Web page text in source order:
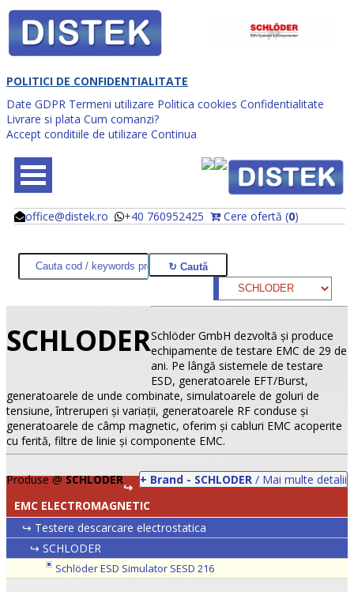
POLITICI DE CONFIDENTIALITATE
Date GDPR Termeni utilizare Politica cookies Confidentialitate
Livrare si plata Cum comanzi?
Accept conditiile de utilizare Continua
office@distek.ro +40 760952425 Cere ofertă (0)
@
@
•
SCHLODERSchlöder GmbH dezvoltă şi produce
echipamente de testare EMC de 29 de
ani. Pe lângă sistemele de testare
ESD, generatoarele EFT/Burst,
generatoarele de unde combinate, simulatoarele de goluri de
tensiune, întreruperi şi variaţii, generatoarele RF conduse şi
generatoarele de câmp magnetic, oferim şi cabluri EMC acoperite
cu ferită, filtre de linie şi componente EMC.
+ Brand - SCHLODER / Mai multe detalii
Produse @SCHLODER
↪
EMC ELECTROMAGNETIC
↪ Testere descarcare electrostatica
↪ SCHLODER
Schlöder ESD Simulator SESD 216